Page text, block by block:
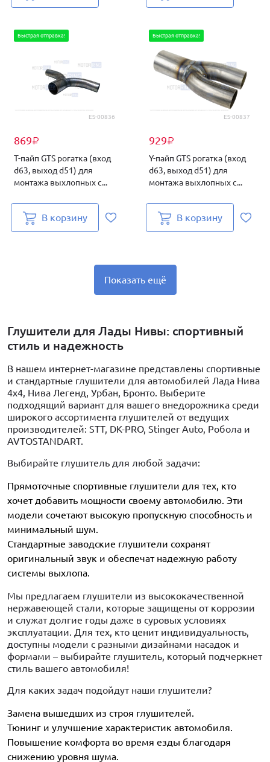
ES-00836
869₽
Быстрая отправка!
T-пайп GTS рогатка (вход
d63, выход d51) для
монтажа выхлопных с...
В корзину
ES-00837
929₽
Быстрая отправка!
Y-пайп GTS рогатка (вход
d63, выход d51) для
монтажа выхлопных с...
В корзину
Показать ещё
Глушители для Лады Нивы: спортивный
стиль и надежность
В нашем интернет-магазине представлены спортивные
и стандартные глушители для автомобилей Лада Нива
4x4, Нива Легенд, Урбан, Бронто. Выберите
подходящий вариант для вашего внедорожника среди
широкого ассортимента глушителей от ведущих
производителей: STT, DK-PRO, Stinger Auto, Робола и
AVTOSTANDART.
Выбирайте глушитель для любой задачи:
Прямоточные спортивные глушители для тех, кто
хочет добавить мощности своему автомобилю. Эти
модели сочетают высокую пропускную способность и
минимальный шум.
Стандартные заводские глушители сохранят
оригинальный звук и обеспечат надежную работу
системы выхлопа.
Мы предлагаем глушители из высококачественной
нержавеющей стали, которые защищены от коррозии
и служат долгие годы даже в суровых условиях
эксплуатации. Для тех, кто ценит индивидуальность,
доступны модели с разными дизайнами насадок и
формами – выбирайте глушитель, который подчеркнет
стиль вашего автомобиля!
Для каких задач подойдут наши глушители?
Замена вышедших из строя глушителей.
Тюнинг и улучшение характеристик автомобиля.
Повышение комфорта во время езды благодаря
снижению уровня шума.